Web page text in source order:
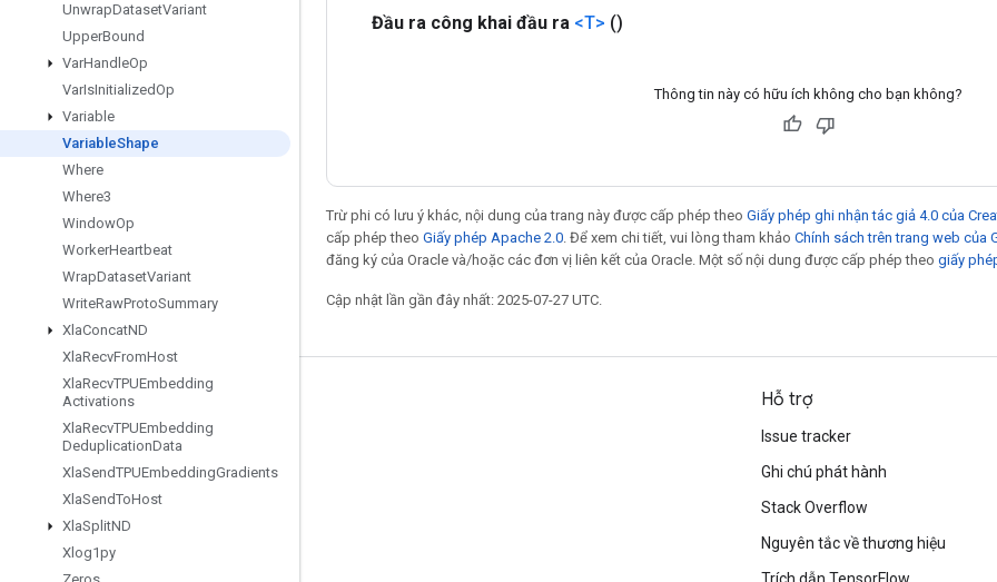
UnwrapDatasetVariant
UpperBound
VarHandleOp
VarIsInitializedOp
Variable
VariableShape
Where
Where3
WindowOp
WorkerHeartbeat
WrapDatasetVariant
WriteRawProtoSummary
XlaConcatND
XlaRecvFromHost
XlaRecvTPUEmbedding
Activations
XlaRecvTPUEmbedding
DeduplicationData
XlaSendTPUEmbeddingGradients
XlaSendToHost
XlaSplitND
Xlog1py
Đầu ra công khai đầu ra <T> ()
Thông tin này có hữu ích không cho bạn không?
Trừ phi có lưu ý khác, nội dung của trang này được cấp phép theo Giấy phép ghi nhận tác giả 4.0 của
cấp phép theo Giấy phép Apache 2.0 . Để xem chi tiết, vui lòng tham khảo Chính sách trên trang web của
đăng ký của Oracle và/hoặc các đơn vị liên kết của Oracle. Một số nội dung được cấp phép theo giấy
Cập nhật lần gần đây nhất: 2025-07-27 UTC.
Giữ liên lạc
Diễn đàn
GitHub
Twitter
Hỗ trợ
Issue tracker
Ghi chú phát hành
Stack Overflow
Nguyên tắc về thương hiệu